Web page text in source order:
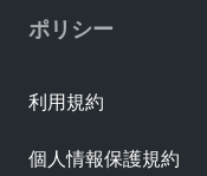
ポリシー
利用規約
個人情報保護規約